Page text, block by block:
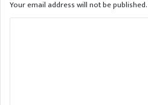
Your email address will not be published.